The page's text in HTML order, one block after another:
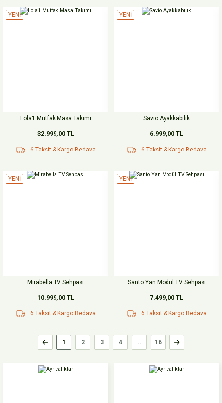
YENİ
Lola1 Mutfak Masa Takımı
32.999,00 TL
6 Taksit & Kargo Bedava
YENİ
Savio Ayakkabılık
6.999,00 TL
6 Taksit & Kargo Bedava
YENİ
Mirabella TV Sehpası
10.999,00 TL
6 Taksit & Kargo Bedava
YENİ
Santo Yan Modül TV Sehpası
7.499,00 TL
6 Taksit & Kargo Bedava
1 2 3 4 .. 16